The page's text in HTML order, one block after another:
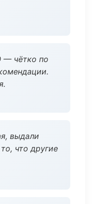
— чётко по
выдали
что другие